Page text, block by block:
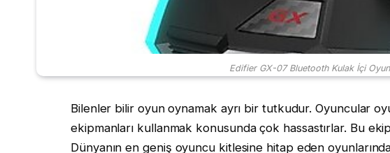
Edifier GX-07 Bluetooth Kulak İçi
Bilenler bilir oyun oynamak ayrı bir tutkudur. Oyuncular
ekipmanları kullanmak konusunda çok hassastırlar. Bu
Dünyanın en geniş oyuncu kitlesine hitap eden